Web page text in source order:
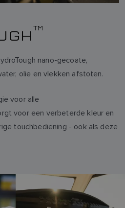
TM
nano-gecoate,
olie en vlekken afstoten.
voor alle
voor een verbeterde kleur en
touchbediening - ook als deze